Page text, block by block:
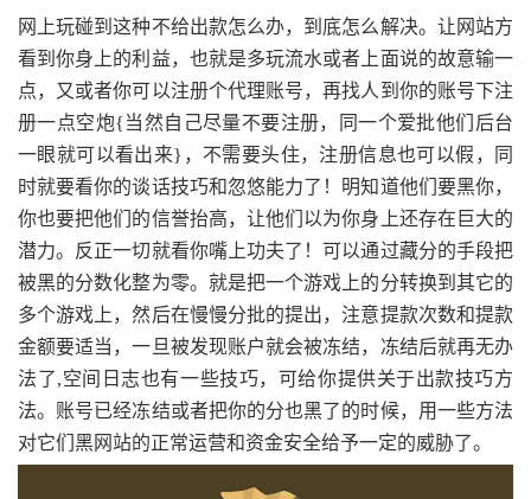
网上玩碰到这种不给出款怎么办，到底怎么解决。让网站方
看到你身上的利益，也就是多玩流水或者上面说的故意输一
点，又或者你可以注册个代理账号，再找人到你的账号下注
册一点空炮{当然自己尽量不要注册，同一个爱批他们后台
一眼就可以看出来}，不需要头住，注册信息也可以假，同
时就要看你的谈话技巧和忽悠能力了！明知道他们要黑你，
你也要把他们的信誉抬高，让他们以为你身上还存在巨大的
潜力。反正一切就看你嘴上功夫了！可以通过藏分的手段把
被黑的分数化整为零。就是把一个游戏上的分转换到其它的
多个游戏上，然后在慢慢分批的提出，注意提款次数和提款
金额要适当，一旦被发现账户就会被冻结，冻结后就再无办
法了,空间日志也有一些技巧，可给你提供关于出款技巧方
法。账号已经冻结或者把你的分也黑了的时候，用一些方法
对它们黑网站的正常运营和资金安全给予一定的威胁了。